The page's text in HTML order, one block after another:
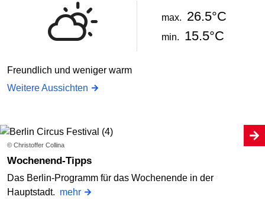
max. 26.5°C
min. 15.5°C
Freundlich und weniger warm
Weitere Aussichten
© Christoffer Collina
Wochenend-Tipps
Das Berlin-Programm für das Wochenende in der
Hauptstadt. mehr